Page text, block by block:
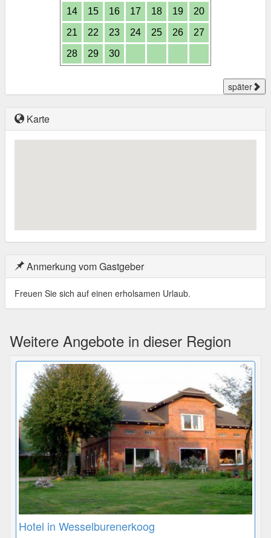
14 15 16 17 18 19 20
21 22 23 24 25 26 27
28 29 30
später
Karte
Anmerkung vom Gastgeber
Freuen Sie sich auf einen erholsamen Urlaub.
Weitere Angebote in dieser Region
Hotel in Wesselburenerkoog